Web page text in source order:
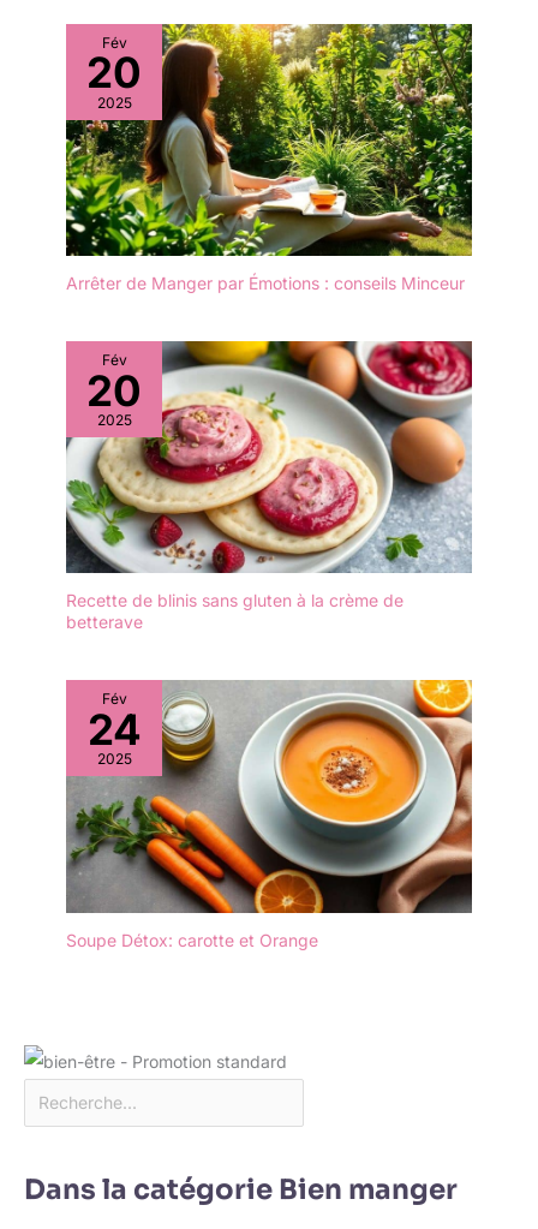
lorsqu'il est jeté pendant
la coupe de nourriture.
Pratique: facile à
ramasser, peut être
utilisé pour des dîners
multi-personnes, des
fêtes, des mariages de
camping, également
pratique à transporter
au travail ou à l'école.
couteaux: Avec notre
ensemble de couverts
jetables en bois, vous
pouvez profiter de la
commodité et de la
facilité des couverts
jetables sans nuire à
l'environnement. Toutes
les cuillères jetables en
bois sont pressées à
chaud, elles peuvent se
période. Notez donc qu'il
ne faut pas laisser les
cuillères dans la soupe,
le miel ou d'autres
liquides pendant
longtemps.
Dimensions & solidité –
Couteau / fourchette /
cuillère : 16 cm. Cuillère à
café : 14 cm. Épaisseur
confortable, bonne prise
en main, résistants aux
plats chauds et froids
(salades, desserts, BBQ,
street-food). Polyvalents
– Parfaits pour pique-
niques, jardins, camping,
(assiettes
carton/bagasse).
S’accordent avec
assiettes, bols et
plateaux à usage unique.
Pratiques & hygiéniques
– Couverts jetables :
dressage et
débarrassage rapides,
service fluide lors de
alimentaire conforme.
Fév
20
2025
Arrêter de Manger par Émotions : conseils Minceur
Fév
20
2025
Recette de blinis sans gluten à la crème de
betterave
Fév
24
2025
Soupe Détox: carotte et Orange
Dans la catégorie Bien manger